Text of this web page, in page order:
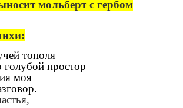
мольберт с гербом
тополя
простор
моя